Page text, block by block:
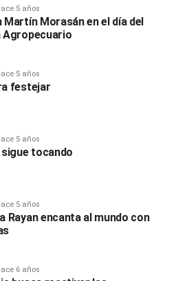
5 años
Martín Morasán en el día del
Agropecuario
5 años
festejar
5 años
sigue tocando
5 años
Rayan encanta al mundo con
6 años